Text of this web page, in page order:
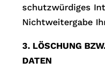
schutzwürdiges
Nichtweitergabe
3. LÖSCHUNG
DATEN